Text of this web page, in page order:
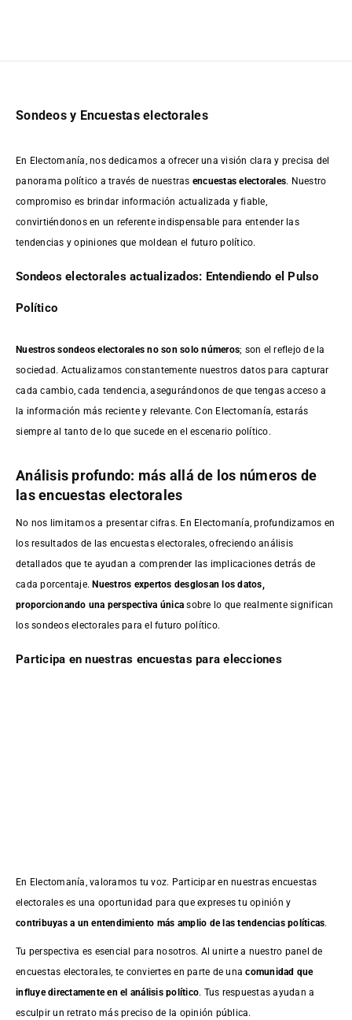
Sondeos y Encuestas electorales
En Electomanía, nos dedicamos a ofrecer una visión clara y precisa del
panorama político a través de nuestras encuestas electorales. Nuestro
compromiso es brindar información actualizada y fiable,
convirtiéndonos en un referente indispensable para entender las
tendencias y opiniones que moldean el futuro político.
Sondeos electorales actualizados: Entendiendo el Pulso
Político
Nuestros sondeos electorales no son solo números; son el reflejo de la
sociedad. Actualizamos constantemente nuestros datos para capturar
cada cambio, cada tendencia, asegurándonos de que tengas acceso a
la información más reciente y relevante. Con Electomanía, estarás
siempre al tanto de lo que sucede en el escenario político.
Análisis profundo: más allá de los números de
las encuestas electorales
No nos limitamos a presentar cifras. En Electomanía, profundizamos en
los resultados de las encuestas electorales, ofreciendo análisis
detallados que te ayudan a comprender las implicaciones detrás de
cada porcentaje.Nuestros expertos desglosan los datos,
proporcionando una perspectiva única sobre lo que realmente significan
los sondeos electorales para el futuro político.
Participa en nuestras encuestas para elecciones
En Electomanía, valoramos tu voz. Participar en nuestras encuestas
electorales es una oportunidad para que expreses tu opinión y
contribuyas a un entendimiento más amplio de las tendencias políticas.
Tu perspectiva es esencial para nosotros. Al unirte a nuestro panel de
encuestas electorales, te conviertes en parte de unacomunidad que
influye directamente en el análisis político. Tus respuestas ayudan a
esculpir un retrato más preciso de la opinión pública.